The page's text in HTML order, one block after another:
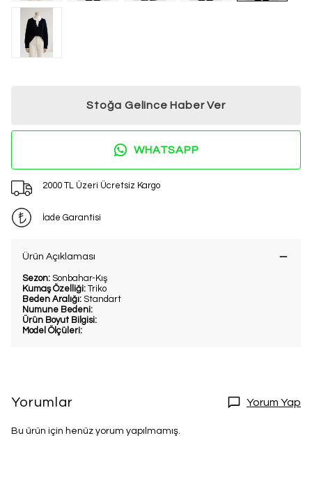
Stoğa Gelince Haber Ver
WHATSAPP
2000 TL Üzeri Ücretsiz Kargo
İade Garantisi
Ürün Açıklaması
Sezon: Sonbahar-Kış
Kumaş Özelliği: Triko
Beden Aralığı: Standart
Numune Bedeni:
Ürün Boyut Bilgisi:
Model Ölçüleri:
Yorumlar Yorum Yap
Bu ürün için henüz yorum yapılmamış.